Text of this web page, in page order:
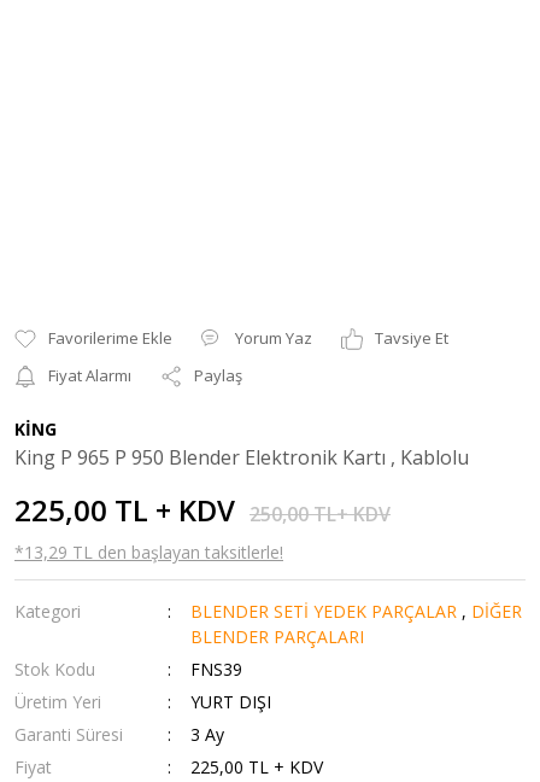
Yorum Yaz
Tavsiye Et
Fiyat Alarmı
Paylaş
KİNG
King P 965 P 950 Blender Elektronik Kartı , Kablolu
225,00 TL + KDV 250,00 TL+ KDV
*13,29 TL den başlayan taksitlerle!
Kategori BLENDER SETİ YEDEK PARÇALAR , DİĞER
BLENDER PARÇALARI
Stok Kodu
FNS39
Üretim Yeri
YURT DIŞI
Garanti Süresi
3 Ay
Fiyat
225,00 TL + KDV